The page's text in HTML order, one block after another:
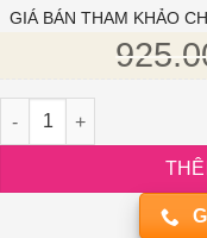
dựa trên
GIÁ BÁN THAM KHẢO
Rượu Vang Đỏ Le vigne